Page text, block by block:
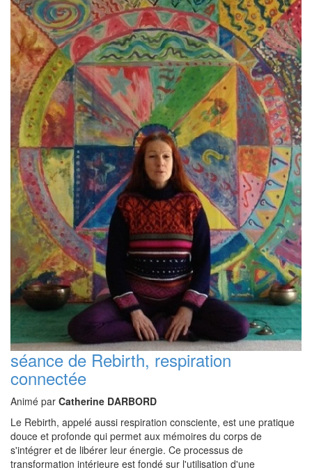
séance de Rebirth, respiration
connectée
Animé par Catherine DARBORD
Le Rebirth, appelé aussi respiration consciente, est une pratique
douce et profonde qui permet aux mémoires du corps de
s'intégrer et de libérer leur énergie. Ce processus de
transformation intérieure est fondé sur l'utilisation d'une